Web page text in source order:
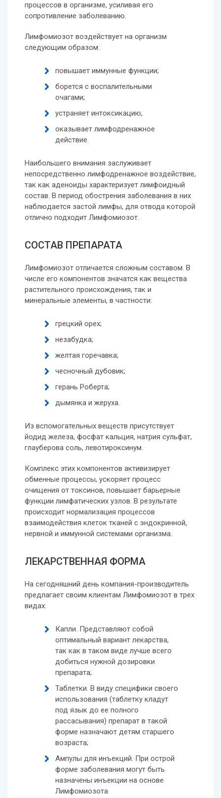
процессов в организме, усиливая его
сопротивление заболеванию.
Лимфомиозот воздействует на организм
следующим образом:
повышает иммунные функции;
борется с воспалительными
очагами;
устраняет интоксикацию;
оказывает лимфодренажное
действие.
Наибольшего внимания заслуживает
непосредственно лимфодренажное воздействие,
так как аденоиды характеризует лимфоидный
состав. В период обострения заболевания в них
наблюдается застой лимфы, для отвода которой
отлично подходит Лимфомиозот.
СОСТАВ ПРЕПАРАТА
Лимфомиозот отличается сложным составом. В
числе его компонентов значатся как вещества
растительного происхождения, так и
минеральные элементы, в частности:
грецкий орех;
незабудка;
желтая горечавка;
чесночный дубовик;
герань Роберта;
дымянка и жеруха.
Из вспомогательных веществ присутствует
йодид железа, фосфат кальция, натрия сульфат,
глауберова соль, левотироксинум.
Комплекс этих компонентов активизирует
обменные процессы, ускоряет процесс
очищения от токсинов, повышает барьерные
функции лимфатических узлов. В результате
происходит нормализация процессов
взаимодействия клеток тканей с эндокринной,
нервной и иммунной системами организма.
ЛЕКАРСТВЕННАЯ ФОРМА
На сегодняшний день компания-производитель
предлагает своим клиентам Лимфомиозот в трех
видах:
Капли. Представляют собой
оптимальный вариант лекарства,
так как в таком виде лучше всего
добиться нужной дозировки
препарата;
Таблетки. В виду специфики своего
использования (таблетку кладут
под язык до ее полного
рассасывания) препарат в такой
форме назначают детям старшего
возраста;
Ампулы для инъекций. При острой
форме заболевания могут быть
назначены инъекции на основе
Лимфомиозота